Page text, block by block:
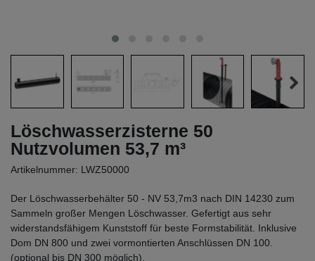
Löschwasserzisterne 50
Nutzvolumen 53,7 m³
Artikelnummer: LWZ50000
Der Löschwasserbehälter 50 - NV 53,7m3 nach DIN 14230 zum
Sammeln großer Mengen Löschwasser. Gefertigt aus sehr
widerstandsfähigem Kunststoff für beste Formstabilität. Inklusive
Dom DN 800 und zwei vormontierten Anschlüssen DN 100.
(optional bis DN 300 möglich).